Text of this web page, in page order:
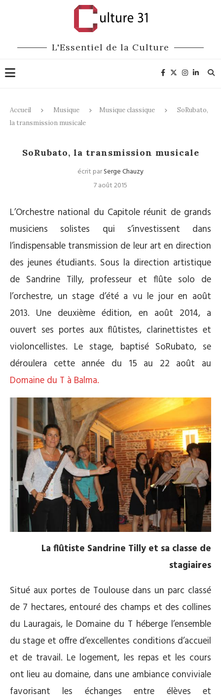
L'Essentiel de la Culture
Accueil Musique Musique classique
SoRubato,
la transmission musicale
SoRubato, la transmission musicale
écrit parSerge Chauzy
7 août 2015
L’Orchestre national du Capitole réunit de grands
musiciens solistes qui s’investissent dans
l’indispensable transmission de leur art en direction
des jeunes étudiants. Sous la direction artistique
de Sandrine Tilly, professeur et flûte solo de
l’orchestre, un stage d’été a vu le jour en août
2013. Une deuxième édition, en août 2014, a
ouvert ses portes aux flûtistes, clarinettistes et
violoncellistes. Le stage, baptisé SoRubato, se
déroulera cette année du 15 au 22 août au
Domaine du T à Balma.
La flûtiste Sandrine Tilly et sa classe de
stagiaires
Situé aux portes de Toulouse dans un parc classé
de 7 hectares, entouré des champs et des collines
du Lauragais, le Domaine du T héberge l’ensemble
du stage et offre d’excellentes conditions d’accueil
et de travail. Le logement, les repas et les cours
ont lieu au domaine, dans une ambiance conviviale
favorisant les échanges entre élèves et